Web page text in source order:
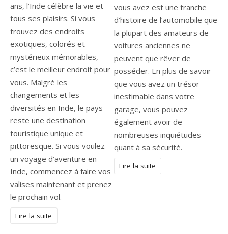
ans, l’Inde célèbre la vie et
tous ses plaisirs. Si vous
trouvez des endroits
exotiques, colorés et
mystérieux mémorables,
c’est le meilleur endroit pour
vous. Malgré les
changements et les
diversités en Inde, le pays
reste une destination
touristique unique et
pittoresque. Si vous voulez
un voyage d’aventure en
Inde, commencez à faire vos
valises maintenant et prenez
le prochain vol.
Lire la suite
vous avez est une tranche
d’histoire de l’automobile que
la plupart des amateurs de
voitures anciennes ne
peuvent que rêver de
posséder. En plus de savoir
que vous avez un trésor
inestimable dans votre
garage, vous pouvez
également avoir de
nombreuses inquiétudes
quant à sa sécurité.
Lire la suite